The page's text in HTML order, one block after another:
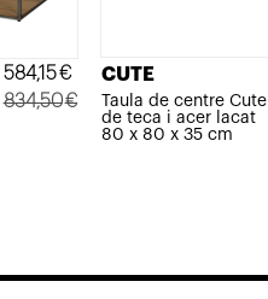
834,50€
584,15€ CUTE
Taula de centre Cute
de teca i acer lacat
80 x 80 x 35 cm